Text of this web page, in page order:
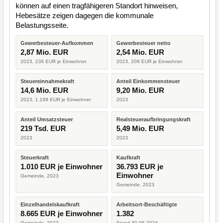
können auf einen tragfähigeren Standort hinweisen,
Hebesätze zeigen dagegen die kommunale
Belastungsseite.
Gewerbesteuer-Aufkommen
2,87 Mio. EUR
2023, 236 EUR je Einwohner
Gewerbesteuer netto
2,54 Mio. EUR
2023, 209 EUR je Einwohner
Steuereinnahmekraft
14,6 Mio. EUR
2023, 1.198 EUR je Einwohner
Anteil Einkommensteuer
9,20 Mio. EUR
2023
Anteil Umsatzsteuer
219 Tsd. EUR
2023
Realsteueraufbringungskraft
5,49 Mio. EUR
2023
Steuerkraft
1.010 EUR je Einwohner
Gemeinde, 2023
Kaufkraft
36.793 EUR je
Einwohner
Gemeinde, 2023
Einzelhandelskaufkraft
8.665 EUR je Einwohner
Arbeitsort-Beschäftigte
1.382